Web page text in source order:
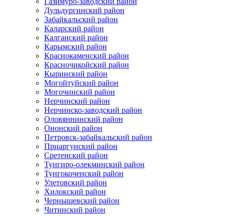
Дульдургинский район
Забайкальский район
Каларский район
Калганский район
Карымский район
Краснокаменский район
Красночикойский район
Кыринский район
Могойтуйский район
Могочинский район
Нерчинский район
Нерчинско-заводский район
Оловяннинский район
Ононский район
Петровск-забайкальский район
Приаргунский район
Сретенский район
Тунгиро-олекминский район
Тунгокоченский район
Улетовский район
Хилокский район
Чернышевский район
Читинский район